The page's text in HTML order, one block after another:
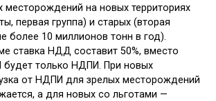
месторождений на новых территориях
первая группа) и старых (вторая
более 10 миллионов тонн в год).
ставка НДД составит 50%, вместо
только НДПИ. При новых
от НДПИ для зрелых месторождений
а для новых со льготами —